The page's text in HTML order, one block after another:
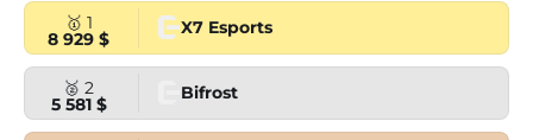
🥇 1
8 929 $
X7 Esports
🥈 2
5 581 $
Bifrost